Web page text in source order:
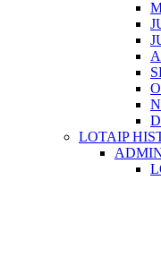
LOTAIP